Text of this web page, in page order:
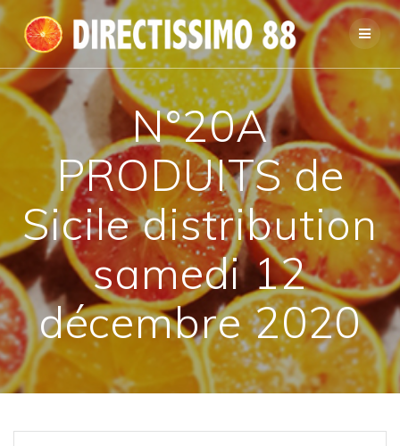
Passer
au
contenu
N°20A
PRODUITS de
Sicile distribution
samedi 12
décembre 2020